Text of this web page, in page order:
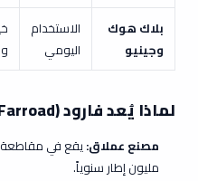
بلاك هوك
وجينيو
الاستخدام
اليومي
لماذا يُعد فارود (Farroad) الخيار الأذكى؟
مصنع عملاق:
مليون إطار سنوياً.